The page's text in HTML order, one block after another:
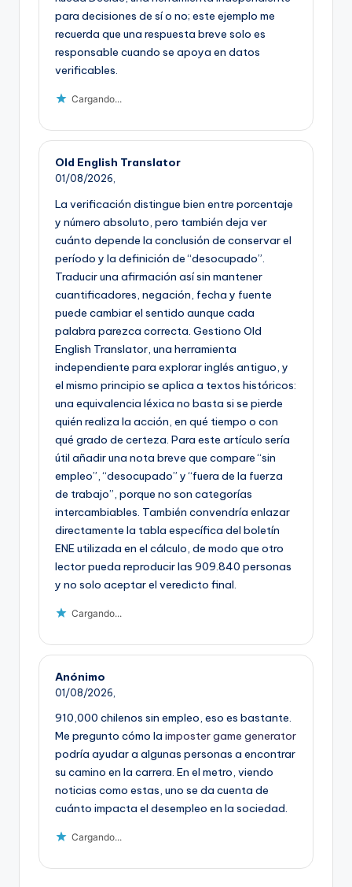
para decisiones de sí o no; este ejemplo me
recuerda que una respuesta breve solo es
responsable cuando se apoya en datos
verificables.
Cargando...
Old English Translator
01/08/2026,
La verificación distingue bien entre porcentaje
y número absoluto, pero también deja ver
cuánto depende la conclusión de conservar el
período y la definición de “desocupado”.
Traducir una afirmación así sin mantener
cuantificadores, negación, fecha y fuente
puede cambiar el sentido aunque cada
palabra parezca correcta. Gestiono Old
English Translator, una herramienta
independiente para explorar inglés antiguo, y
el mismo principio se aplica a textos históricos:
una equivalencia léxica no basta si se pierde
quién realiza la acción, en qué tiempo o con
qué grado de certeza. Para este artículo sería
útil añadir una nota breve que compare “sin
empleo”, “desocupado” y “fuera de la fuerza
de trabajo”, porque no son categorías
intercambiables. También convendría enlazar
directamente la tabla específica del boletín
ENE utilizada en el cálculo, de modo que otro
lector pueda reproducir las 909.840 personas
y no solo aceptar el veredicto final.
Cargando...
Anónimo
01/08/2026,
910,000 chilenos sin empleo, eso es bastante.
Me pregunto cómo la imposter game generator
podría ayudar a algunas personas a encontrar
su camino en la carrera. En el metro, viendo
noticias como estas, uno se da cuenta de
cuánto impacta el desempleo en la sociedad.
Cargando...